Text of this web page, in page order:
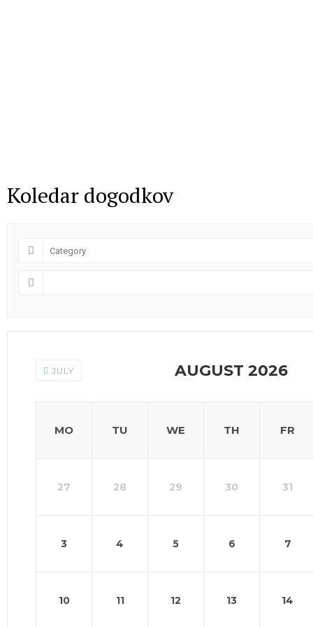
Koledar dogodkov
JULY AUGUST 2026
MO TU WE TH FR
27 28 29 30 31
3 4 5 6 7
10 11 12 13 14